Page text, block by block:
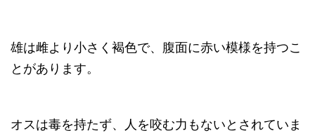
雄は雌より小さく褐色で、腹面に赤い模様を持つこ
とがあります。
オスは毒を持たず、人を咬む力もないとされていま